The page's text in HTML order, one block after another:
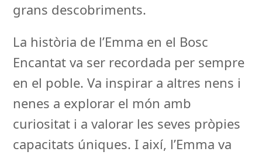
grans descobriments.
La història de l’Emma en el Bosc
Encantat va ser recordada per sempre
en el poble. Va inspirar a altres nens i
nenes a explorar el món amb
curiositat i a valorar les seves pròpies
capacitats úniques. I així, l’Emma va